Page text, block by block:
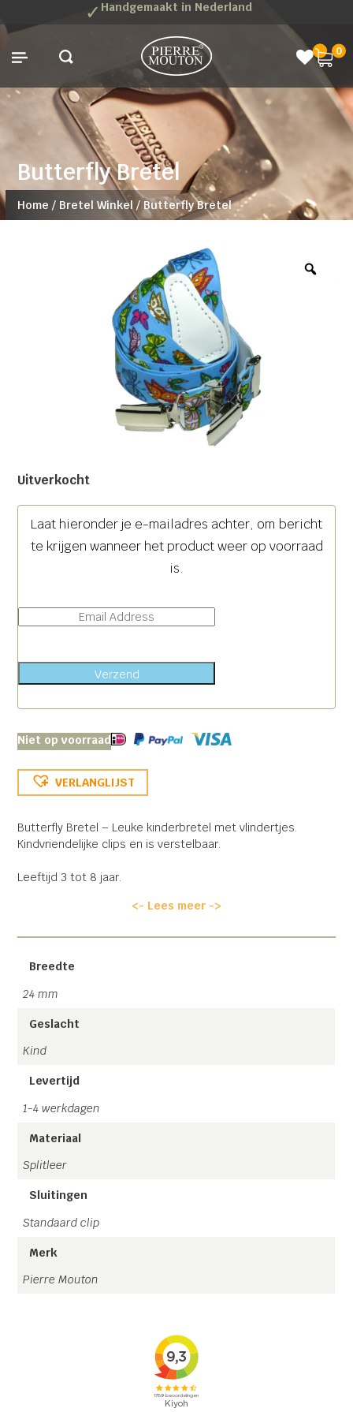
✓ Handgemaakt in Nederland
0
Butterfly Bretel
Home / Bretel Winkel / Butterfly Bretel
Uitverkocht
Laat hieronder je e-mailadres achter, om bericht
te krijgen wanneer het product weer op voorraad
is.
Verzend
Niet op voorraad
VERLANGLIJST
Butterfly Bretel – Leuke kinderbretel met vlindertjes.
Kindvriendelijke clips en is verstelbaar.
Leeftijd 3 tot 8 jaar.
Handgemaakt in Nederland!Gratis verzending!
<- Lees meer ->
Breedte
24 mm
Geslacht
Kind
Levertijd
1-4 werkdagen
Materiaal
Splitleer
Sluitingen
Standaard clip
Merk
Pierre Mouton